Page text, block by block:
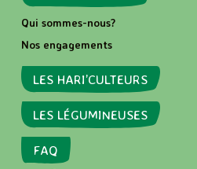
Qui sommes-nous?
Nos engagements
LES HARI’CULTEURS
LES LÉGUMINEUSES
FAQ